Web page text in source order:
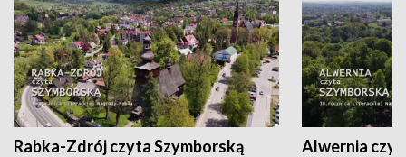
Rabka-Zdrój czyta Szymborską Alwernia